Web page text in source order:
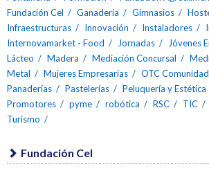
Fundación Cel
Ganadería Gimnasios
Infraestructuras
Innovación Instaladores
Internovamarket - Food
Jornadas
Jóvenes
Lácteo
Madera Mediación Concursal
Metal
Mujeres Empresarias
OTC
Panaderías
Pastelerías Peluquería y Estética
Promotores
pyme robótica RSC TIC
Turismo
Fundación Cel